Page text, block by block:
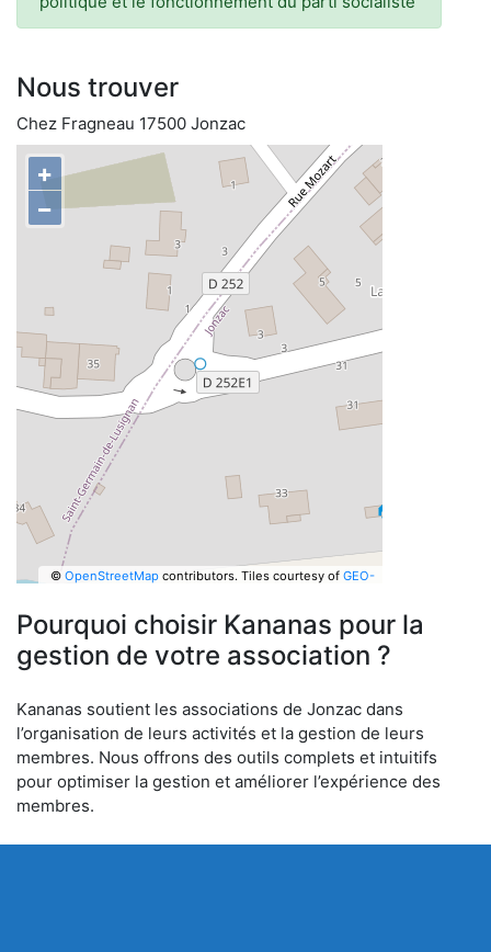
Nous trouver
Chez Fragneau 17500 Jonzac
+
−
© OpenStreetMapcontributors. Tiles courtesy of GEO-
Pourquoi choisir Kananas pour la
gestion de votre association ?
Kananas soutient les associations de Jonzac dans
l’organisation de leurs activités et la gestion de leurs
membres. Nous offrons des outils complets et intuitifs
pour optimiser la gestion et améliorer l’expérience des
membres.